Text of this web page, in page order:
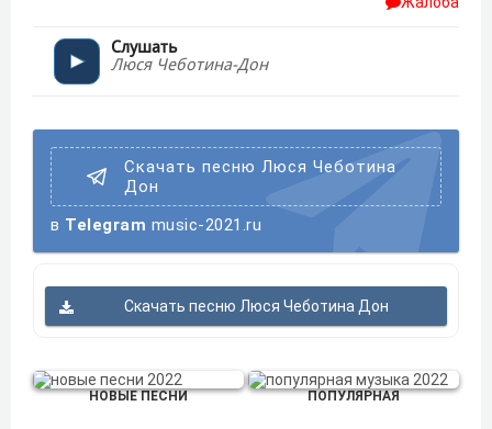
Слушать
Люся Чеботина-Дон
Скачать песню Люся Чеботина
Дон
в Telegram music-2021.ru
Скачать песню Люся Чеботина Дон
НОВЫЕ ПЕСНИ ПОПУЛЯРНАЯ